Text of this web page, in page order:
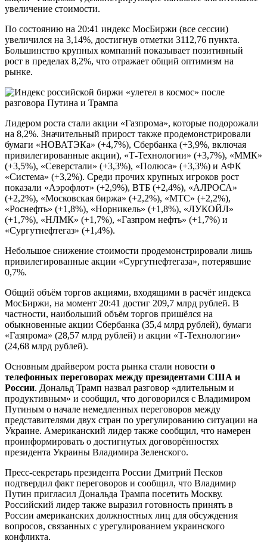
увеличение стоимости.
По состоянию на 20:41 индекс МосБиржи (все сессии)
увеличился на 3,14%, достигнув отметки 3112,76 пункта.
Большинство крупных компаний показывает позитивный
рост в пределах 8,2%, что отражает общий оптимизм на
рынке.
Лидером роста стали акции «Газпрома», которые подорожали
на 8,2%. Значительный прирост также продемонстрировали
бумаги «НОВАТЭКа» (+4,7%), Сбербанка (+3,9%, включая
привилегированные акции), «Т-Технологии» (+3,7%), «ММК»
(+3,5%), «Северстали» (+3,3%), «Полюса» (+3,3%) и АФК
«Система» (+3,2%). Среди прочих крупных игроков рост
показали «Аэрофлот» (+2,9%), ВТБ (+2,4%), «АЛРОСА»
(+2,2%), «Московская биржа» (+2,2%), «МТС» (+2,2%),
«Роснефть» (+1,8%), «Норникель» (+1,8%), «ЛУКОЙЛ»
(+1,7%), «НЛМК» (+1,7%), «Газпром нефть» (+1,7%) и
«Сургутнефтегаз» (+1,4%).
Небольшое снижение стоимости продемонстрировали лишь
привилегированные акции «Сургутнефтегаза», потерявшие
0,7%.
Общий объём торгов акциями, входящими в расчёт индекса
МосБиржи, на момент 20:41 достиг 209,7 млрд рублей. В
частности, наибольший объём торгов пришёлся на
обыкновенные акции Сбербанка (35,4 млрд рублей), бумаги
«Газпрома» (28,57 млрд рублей) и акции «Т-Технологии»
(24,68 млрд рублей).
Основным драйвером роста рынка стали новости о
телефонных переговорах между президентами США и
России. Дональд Трамп назвал разговор «длительным и
продуктивным» и сообщил, что договорился с Владимиром
Путиным о начале немедленных переговоров между
представителями двух стран по урегулированию ситуации на
Украине. Американский лидер также сообщил, что намерен
проинформировать о достигнутых договорённостях
президента Украины Владимира Зеленского.
Пресс-секретарь президента России Дмитрий Песков
подтвердил факт переговоров и сообщил, что Владимир
Путин пригласил Дональда Трампа посетить Москву.
Российский лидер также выразил готовность принять в
России американских должностных лиц для обсуждения
вопросов, связанных с урегулированием украинского
конфликта.